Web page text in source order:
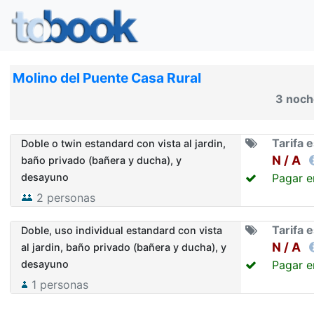
Molino del Puente Casa Rural
3
Doble o twin estandard con vista al jardin,
baño privado (bañera y ducha), y
desayuno
2 personas
Tarifa
N / A
Pagar
Doble, uso individual estandard con vista
al jardin, baño privado (bañera y ducha), y
desayuno
1 personas
Tarifa
N / A
Pagar